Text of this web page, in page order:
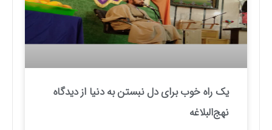
یک راه خوب برای دل نبستن به دنیا از دیدگاه
نهج‌البلاغه